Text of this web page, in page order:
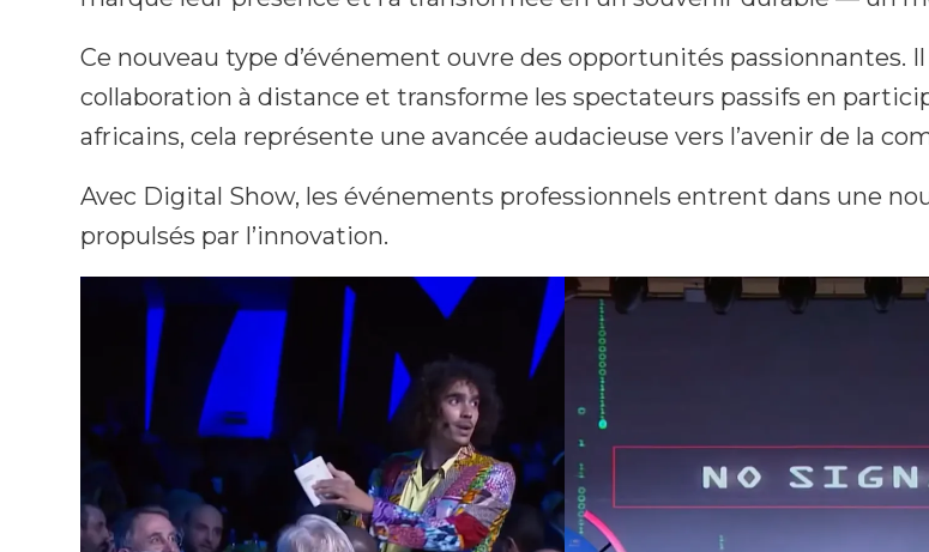
Ce nouveau type d’événement ouvre des opportunités passionnantes.
collaboration à distance et transforme les spectateurs passifs en
africains, cela représente une avancée audacieuse vers l’avenir de la
Avec Digital Show, les événements professionnels entrent dans une
propulsés par l’innovation.